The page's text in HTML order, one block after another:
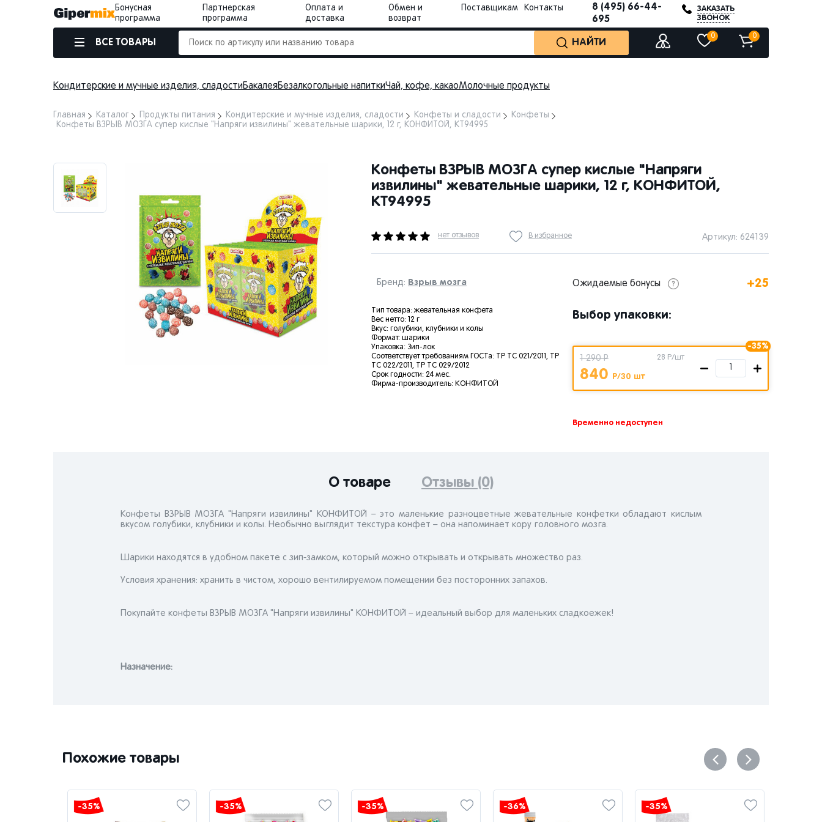
Бонусная
программа
Партнерская
программа
Оплата и
доставка
Обмен и
возврат
Поставщикам Контакты
8 (495) 66-44-
695
ЗАКАЗАТЬ
ЗВОНОК
ВСЕ ТОВАРЫ НАЙТИ
0 0
Кондитерские и мучные изделия, сладостиБакалеяБезалкогольные напиткиЧай, кофе, какаоМолочные продукты
Главная Каталог Продукты питания Кондитерские и мучные изделия, сладости Конфеты и сладости
Конфеты
Конфеты ВЗРЫВ МОЗГА супер кислые "Напряги извилины" жевательные шарики, 12 г, КОНФИТОЙ, КТ94995
Конфеты ВЗРЫВ МОЗГА супер кислые "Напряги
извилины" жевательные шарики, 12 г, КОНФИТОЙ,
КТ94995
нет отзывов В избранное Артикул: 624139
Бренд: Взрыв мозга
Тип товара: жевательная конфета
Вес нетто: 12 г
Вкус: голубики, клубники и колы
Формат: шарики
Упаковка: Зип-лок
Соответствует требованиям ГОСТа: ТР ТС 021/2011, ТР
ТС 022/2011, ТР ТС 029/2012
Срок годности: 24 мес.
Фирма-производитель: КОНФИТОЙ
Ожидаемые бонусы +25
Выбор упаковки:
-35%
1 290 Р
840 Р/30 шт
28 Р/шт
Временно недоступен
О товаре Отзывы (0)
Конфеты ВЗРЫВ МОЗГА "Напряги извилины" КОНФИТОЙ – это маленькие разноцветные жевательные конфетки обладают кислым
вкусом голубики, клубники и колы. Необычно выглядит текстура конфет – она напоминает кору головного мозга.
Шарики находятся в удобном пакете с зип-замком, который можно открывать и открывать множество раз.
Условия хранения: хранить в чистом, хорошо вентилируемом помещении без посторонних запахов.
Покупайте конфеты ВЗРЫВ МОЗГА "Напряги извилины" КОНФИТОЙ – идеальный выбор для маленьких сладкоежек!
Назначениe:
Похожие товары
-35% -35% -35% -36% -35%